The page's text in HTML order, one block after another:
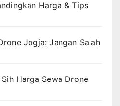
Harga & Tips
Jogja: Jangan Salah
Harga Sewa Drone